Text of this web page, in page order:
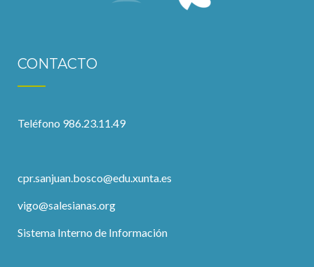
CONTACTO
Teléfono 986.23.11.49
cpr.sanjuan.bosco@edu.xunta.es
vigo@salesianas.org
Sistema Interno de Información